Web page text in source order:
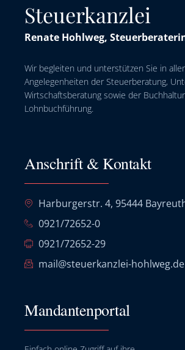
Steuerkanzlei
Renate Hohlweg,
Wir begleiten und unterstützen Sie in
Angelegenheiten der Steuerberatung,
Wirtschaftsberatung sowie der
Lohnbuchführung.
Anschrift & Kontakt
Harburgerstr. 4, 95444
0921/72652-0
0921/72652-29
mail@steuerkanzlei-hohlweg.de
Mandantenportal